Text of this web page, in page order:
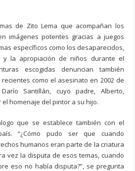
de Zito Lema que acompañan los
imágenes potentes gracias a juegos
específicos como los desaparecidos,
y la apropiación de niños durante el
escogidas denuncian también
como el asesinato en 2002 de
Santillán, cuyo padre, Alberto,
homenaje del pintor a su hijo.
que se establece también con el
“¿Cómo pudo ser que cuando
humanos eran parte de la criatura
vez la disputa de esos temas, cuando
eso no había disputa?”, se pregunta